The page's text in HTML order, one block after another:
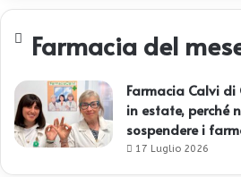
Farmacia del
Farmacia Calvi
in estate, perché
sospendere i
17 Luglio 2026